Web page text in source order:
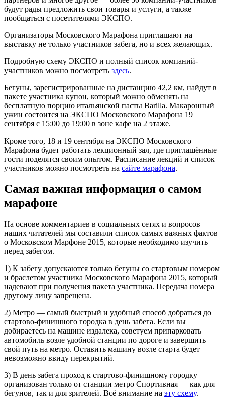
будут рады предложить свои товары и услуги, а также
пообщаться с посетителями ЭКСПО.
Организаторы Московского Марафона приглашают на
выставку не только участников забега, но и всех желающих.
Подробную схему ЭКСПО и полный список компаний-
участников можно посмотреть здесь.
Бегуны, зарегистрированные на дистанцию 42,2 км, найдут в
пакете участника купон, который можно обменять на
бесплатную порцию итальянской пасты Barilla. Макаронный
ужин состоится на ЭКСПО Московского Марафона 19
сентября с 15:00 до 19:00 в зоне кафе на 2 этаже.
Кроме того, 18 и 19 сентября на ЭКСПО Московского
Марафона будет работать лекционный зал, где приглашённые
гости поделятся своим опытом. Расписание лекций и список
участников можно посмотреть на сайте марафона.
Самая важная информация о самом
марафоне
На основе комментариев в социальных сетях и вопросов
наших читателей мы составили список самых важных фактов
о Московском Марфоне 2015, которые необходимо изучить
перед забегом.
1) К забегу допускаются только бегуны со стартовым номером
и браслетом участника Московского Марафона 2015, который
надевают при получения пакета участника. Передача номера
другому лицу запрещена.
2) Метро — самый быстрый и удобный способ добраться до
стартово-финишного городка в день забега. Если вы
добираетесь на машине издалека, советуем припарковать
автомобиль возле удобной станции по дороге и завершить
свой путь на метро. Оставить машину возле старта будет
невозможно ввиду перекрытий.
3) В день забега проход к стартово-финишному городку
организован только от станции метро Спортивная — как для
бегунов, так и для зрителей. Всё внимание на эту схему.